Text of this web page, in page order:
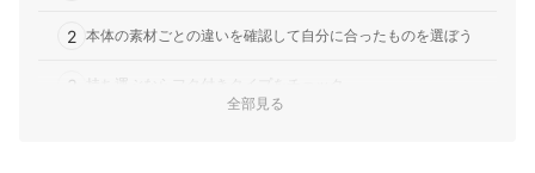
2 本体の素材ごとの違いを確認して自分に合ったものを選ぼう
3
全部見る